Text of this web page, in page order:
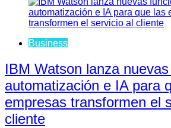
Business
IBM Watson lanza
automatización e IA para
empresas transformen el
cliente